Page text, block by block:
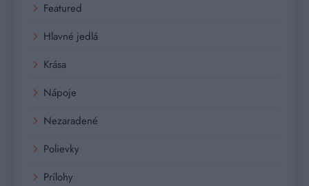
Featured
Hlavné jedlá
Krása
Nápoje
Nezaradené
Polievky
Prílohy